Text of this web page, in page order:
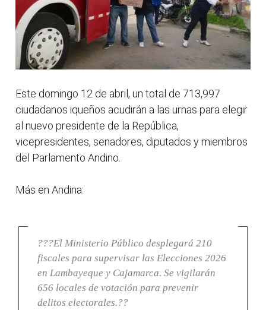
Este domingo 12 de abril, un total de 713,997
ciudadanos iqueños acudirán a las urnas para elegir
al nuevo presidente de la República,
vicepresidentes, senadores, diputados y miembros
del Parlamento Andino.
Más en Andina:
???El Ministerio Público desplegará 210
fiscales para supervisar las Elecciones 2026
en Lambayeque y Cajamarca. Se vigilarán
656 locales de votación para prevenir
delitos electorales.??